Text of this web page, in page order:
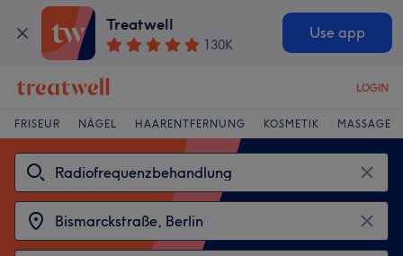
Treatwell
130K
Use app
LOGIN
FRISEUR NÄGEL HAARENTFERNUNG KOSMETIK MASSAGE